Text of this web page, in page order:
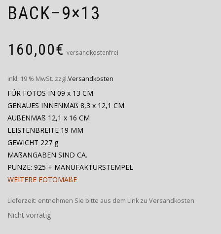
BACK–9×13
160,00€ versandkostenfrei
inkl. 19 % MwSt. zzgl.Versandkosten
FÜR FOTOS IN 09 x 13 CM
GENAUES INNENMAß 8,3 x 12,1 CM
AUßENMAß 12,1 x 16 CM
LEISTENBREITE 19 MM
GEWICHT 227 g
MAßANGABEN SIND CA.
PUNZE: 925 + MANUFAKTURSTEMPEL
WEITERE FOTOMAßE
Lieferzeit: entnehmen Sie bitte aus dem Link zu Versandkosten
Nicht vorrätig